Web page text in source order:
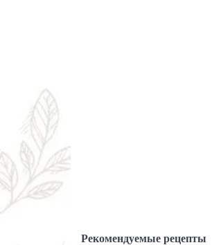
Рекомендуемые рецепты